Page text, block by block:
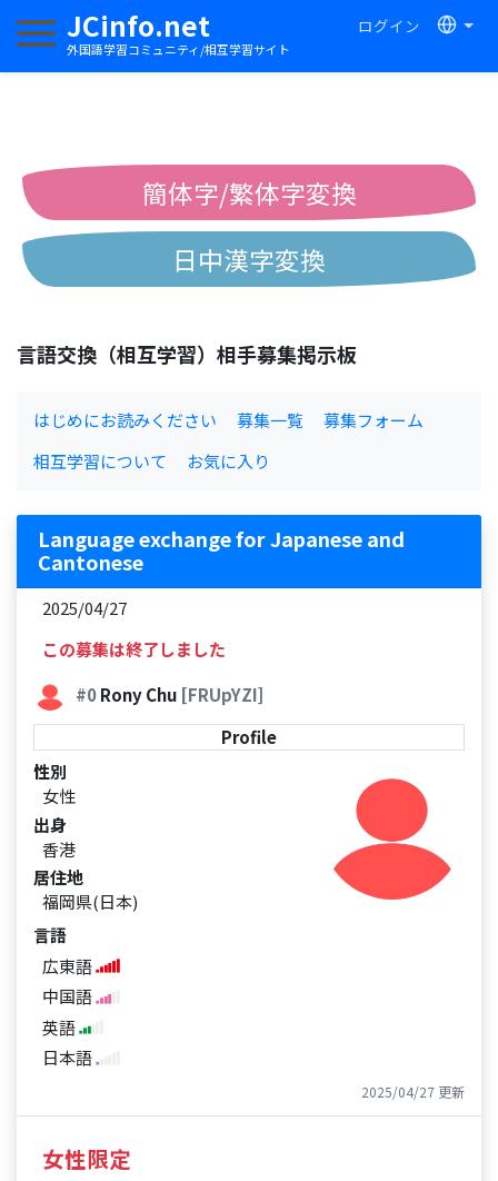
JCinfo.net
外国語学習コミュニティ/相互学習サイト
ログイン
ナビゲーションを切り替える
簡体字/繁体字変換
日中漢字変換
言語交換（相互学習）相手募集掲示板
はじめにお読みください 募集一覧
募集フォーム
相互学習について
お気に入り
Language exchange for Japanese and
Cantonese
2025/04/27
この募集は終了しました
#0Rony Chu [FRUpYZI]
Profile
性別
女性
出身
香港
居住地
福岡県(日本)
言語
広東語
中国語
英語
日本語
2025/04/27 更新
女性限定